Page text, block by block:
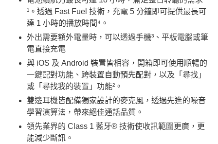
¹。透過 Fast Fuel 技術，充電 5 分鐘即可提供最長可
達 1 小時的播放時間⁴。
外出需要額外電量時，可以透過手機³、平板電腦或筆
電直接充電
與 iOS 及 Android 裝置皆相容，開箱即可使用順暢的
一鍵配對功能、跨裝置自動預先配對，以及「尋找」
或「尋找我的裝置」功能²。
雙邊耳機皆配備獨家設計的麥克風，透過先進的噪音
學習演算法，帶來絕佳通話品質。
領先業界的 Class 1 藍牙® 技術使收訊範圍更廣，更
能減少斷訊。